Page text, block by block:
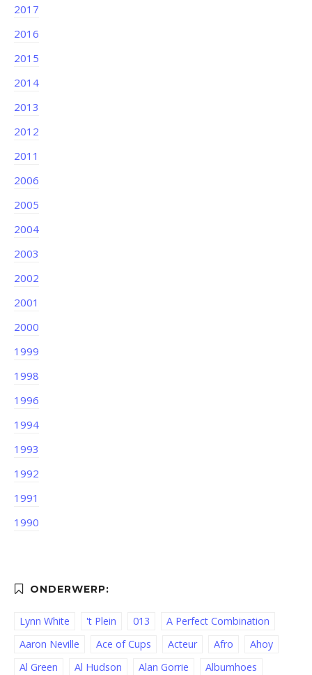
2017
2016
2015
2014
2013
2012
2011
2006
2005
2004
2003
2002
2001
2000
1999
1998
1996
1994
1993
1992
1991
1990
Lynn White 't Plein 013
A Perfect Combination
Aaron Neville
Ace of Cups Acteur Afro
Ahoy
Al Green
Al Hudson Alan Gorrie
Albumhoes